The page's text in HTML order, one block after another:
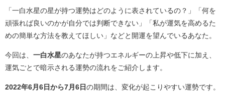
「一白水星の星が持つ運勢はどのように表されているの？」「何を
頑張れば良いのかが自分では判断できない」「私が運気を高めるた
めの簡単な方法を教えてほしい」などと開運を望んでいるあなた。
今回は、 一白水星のあなたが持つエネルギーの上昇や低下に加え、
運気ごとで暗示される運勢の流れをご紹介します。
2022年6月6日から7月6日 の期間は、変化が起こりやすい運勢です。